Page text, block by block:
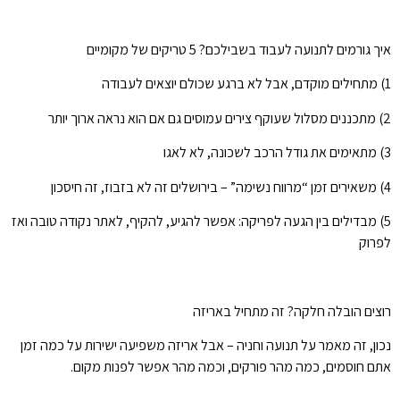
איך גורמים לתנועה לעבוד בשבילכם? 5 טריקים של מקומיים
1) מתחילים מוקדם, אבל לא ברגע שכולם יוצאים לעבודה
2) מתכננים מסלול שעוקף צירים עמוסים גם אם הוא נראה ארוך יותר
3) מתאימים את גודל הרכב לשכונה, לא לאגו
4) משאירים זמן “מרווח נשימה” – בירושלים זה לא בזבוז, זה חיסכון
5) מבדילים בין הגעה לפריקה: אפשר להגיע, להקיף, לאתר נקודה טובה ואז
לפרוק
רוצים הובלה חלקה? זה מתחיל באריזה
נכון, זה מאמר על תנועה וחניה – אבל אריזה משפיעה ישירות על כמה זמן
אתם חוסמים, כמה מהר פורקים, וכמה מהר אפשר לפנות מקום.